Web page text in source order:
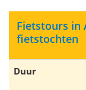
Fietstours in
fietstochten
Duur